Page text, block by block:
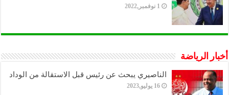
1 نوفمبر,2022
أخبار الرياضة
الناصيري يبحث عن رئيس قبل الاستقالة من الوداد
16 يوليو,2023